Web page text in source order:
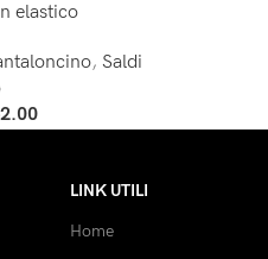
elastico
, Saldi
LINK UTILI
Home